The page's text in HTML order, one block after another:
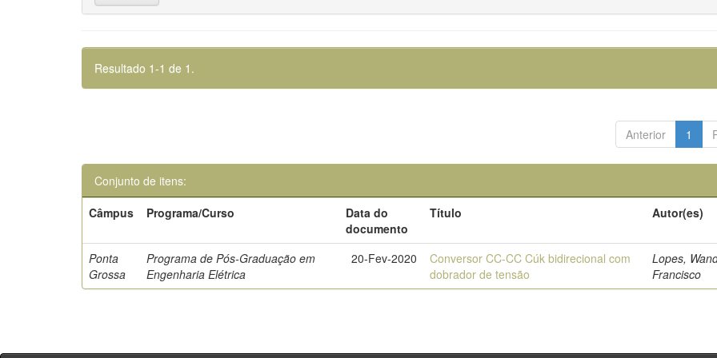
Resultado 1-1 de 1.
Anterior 1
Conjunto de itens:
Câmpus
Programa/Curso
Data do
documento
Título Autor(es)
Ponta
Grossa
Programa de Pós-Graduação em
Engenharia Elétrica
20-Fev-2020
Conversor CC-CC Cúk bidirecional com
dobrador de tensão
Lopes,
Francisco